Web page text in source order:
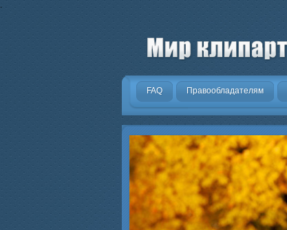
.
FAQ Правообладателям